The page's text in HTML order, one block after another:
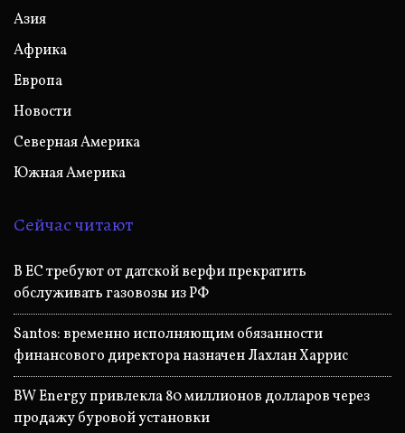
Азия
Африка
Европа
Новости
Северная Америка
Южная Америка
Сейчас читают
В ЕС требуют от датской верфи прекратить
обслуживать газовозы из РФ
Santos: временно исполняющим обязанности
финансового директора назначен Лахлан Харрис
BW Energy привлекла 80 миллионов долларов через
продажу буровой установки